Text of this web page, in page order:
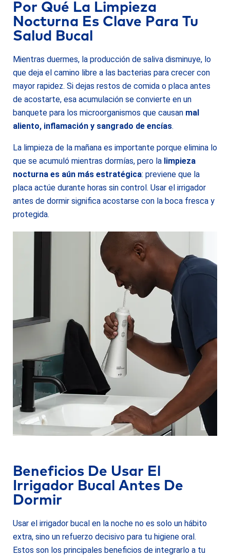
Por Qué La Limpieza
Nocturna Es Clave Para Tu
Salud Bucal
Mientras duermes, la producción de saliva disminuye, lo
que deja el camino libre a las bacterias para crecer con
mayor rapidez. Si dejas restos de comida o placa antes
de acostarte, esa acumulación se convierte en un
banquete para los microorganismos que causan mal
aliento, inflamación y sangrado de encías.
La limpieza de la mañana es importante porque elimina lo
que se acumuló mientras dormías, pero la limpieza
nocturna es aún más estratégica: previene que la
placa actúe durante horas sin control. Usar el irrigador
antes de dormir significa acostarse con la boca fresca y
protegida.
Beneficios De Usar El
Irrigador Bucal Antes De
Dormir
Usar el irrigador bucal en la noche no es solo un hábito
extra, sino un refuerzo decisivo para tu higiene oral.
Estos son los principales beneficios de integrarlo a tu